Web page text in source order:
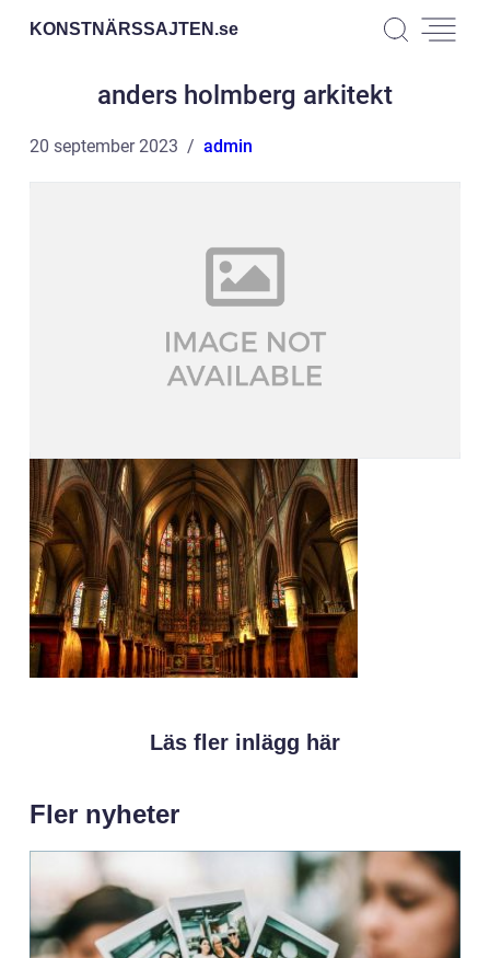
KONSTNÄRSSAJTEN.se
anders holmberg arkitekt
20 september 2023 admin
Läs fler inlägg här
Fler nyheter